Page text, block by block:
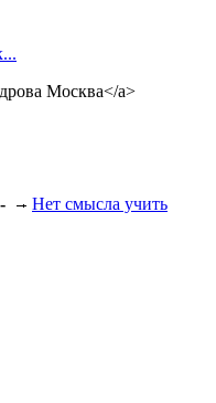
Москва</a>
Нет смысла учить